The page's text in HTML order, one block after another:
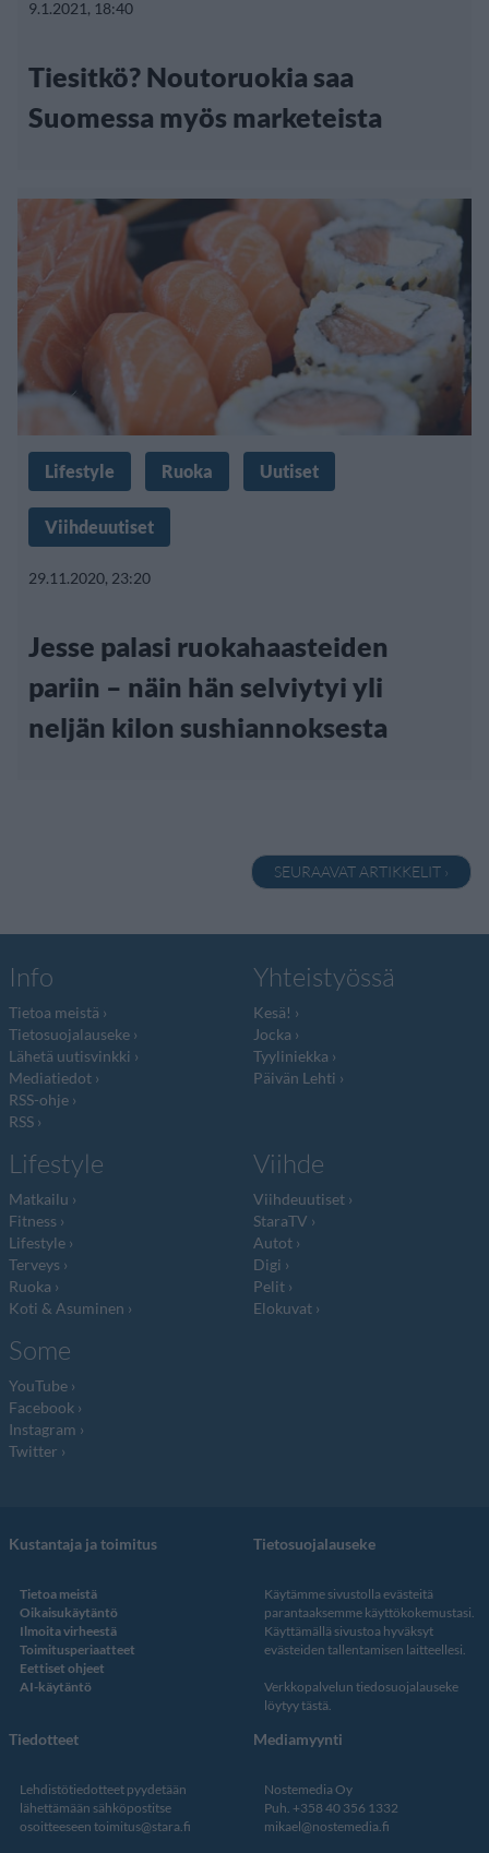
9.1.2021, 18:40
Tiesitkö? Noutoruokia saa
Suomessa myös marketeista
Lifestyle Ruoka Uutiset
Viihdeuutiset
29.11.2020, 23:20
Jesse palasi ruokahaasteiden
pariin – näin hän selviytyi yli
neljän kilon sushiannoksesta
SEURAAVAT ARTIKKELIT ›
Info
Tietoa meistä
Tietosuojalauseke
Lähetä uutisvinkki
Mediatiedot
RSS-ohje
RSS
Yhteistyössä
Kesä!
Jocka
Tyyliniekka
Päivän Lehti
Lifestyle
Matkailu
Fitness
Lifestyle
Terveys
Ruoka
Koti & Asuminen
Viihde
Viihdeuutiset
StaraTV
Autot
Digi
Pelit
Elokuvat
Some
YouTube
Facebook
Instagram
Twitter
Kustantaja ja toimitus
Tietoa meistä
Oikaisukäytäntö
Ilmoita virheestä
Toimitusperiaatteet
Eettiset ohjeet
AI-käytäntö
Tietosuojalauseke
Käytämme sivustolla evästeitä
parantaaksemme käyttökokemustasi.
Käyttämällä sivustoa hyväksyt
evästeiden tallentamisen laitteellesi.
Verkkopalvelun tiedosuojalauseke
löytyy tästä
Tiedotteet
Lehdistötiedotteet pyydetään
lähettämään sähköpostitse
osoitteeseen toimitus@stara.fi
Mediamyynti
Nostemedia Oy
Puh. +358 40 356 1332
mikael@nostemedia.fi